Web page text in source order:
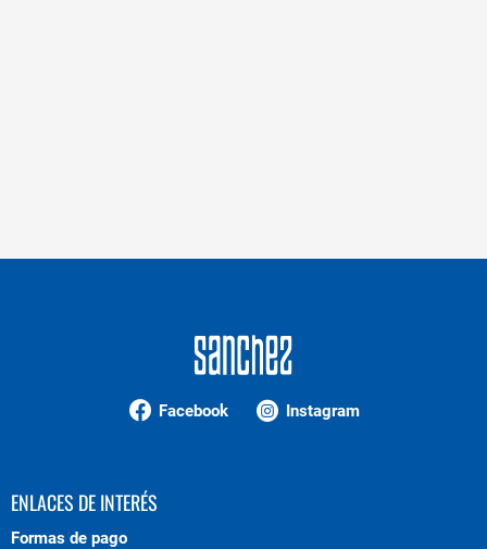
Facebook Instagram
ENLACES DE INTERÉS
Formas de pago